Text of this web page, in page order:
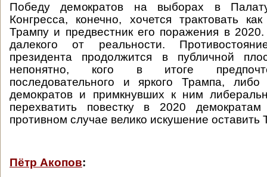
Победу демократов на выборах в Палату
Конгресса, конечно, хочется трактовать
Трампу и предвестник его поражения в
далекого от реальности.
президента продолжится в публичной
непонятно, кого в итоге
последовательного и яркого Трампа, либо
демократов и примкнувших к ним
перехватить повестку в 2020
противном случае велико искушение оставить
Пётр Акопов: